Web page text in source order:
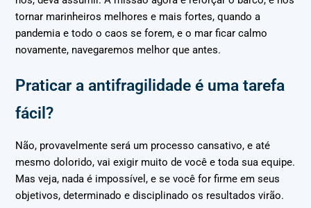
tornar marinheiros melhores e mais fortes, quando a
pandemia e todo o caos se forem, e o mar ficar calmo
novamente, navegaremos melhor que antes.
Praticar a antifragilidade é uma tarefa
fácil?
Não, provavelmente será um processo cansativo, e até
mesmo dolorido, vai exigir muito de você e toda sua equipe.
Mas veja, nada é impossível, e se você for firme em seus
objetivos, determinado e disciplinado os resultados virão.